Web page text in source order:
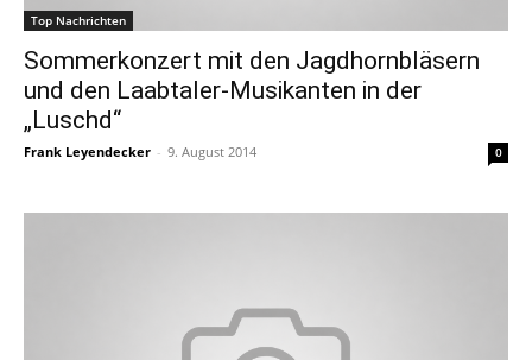
Top Nachrichten
Sommerkonzert mit den Jagdhornbläsern
und den Laabtaler-Musikanten in der
„Luschd“
Frank Leyendecker - 9. August 2014 0